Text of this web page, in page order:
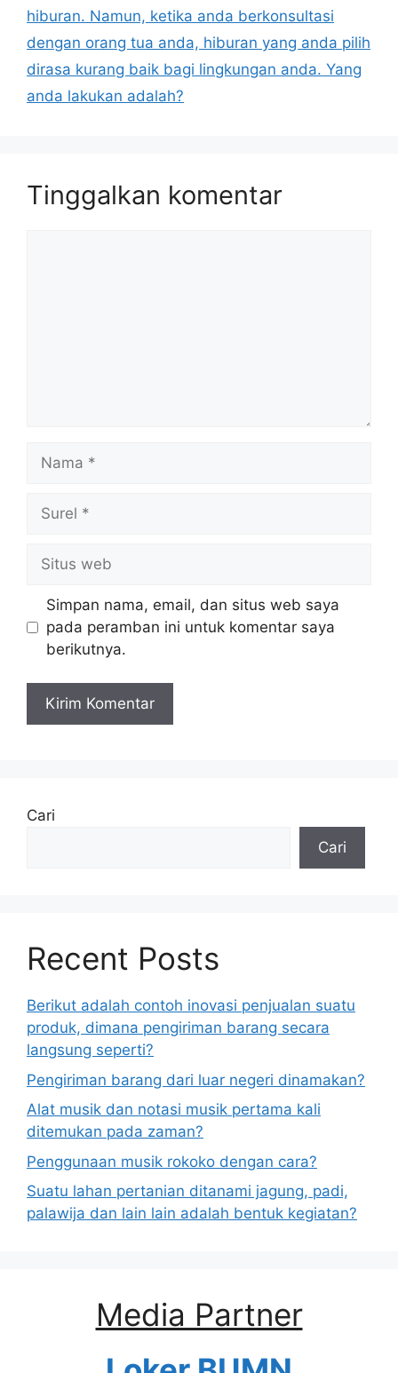
hiburan. Namun, ketika anda berkonsultasi
dengan orang tua anda, hiburan yang anda pilih
dirasa kurang baik bagi lingkungan anda. Yang
anda lakukan adalah?
Tinggalkan komentar
web
Simpan nama, email, dan situs web saya
pada peramban ini untuk komentar saya
berikutnya.
Cari
Cari
Recent Posts
Berikut adalah contoh inovasi penjualan suatu
produk, dimana pengiriman barang secara
langsung seperti?
Pengiriman barang dari luar negeri dinamakan?
Alat musik dan notasi musik pertama kali
ditemukan pada zaman?
Penggunaan musik rokoko dengan cara?
Suatu lahan pertanian ditanami jagung, padi,
palawija dan lain lain adalah bentuk kegiatan?
Media Partner